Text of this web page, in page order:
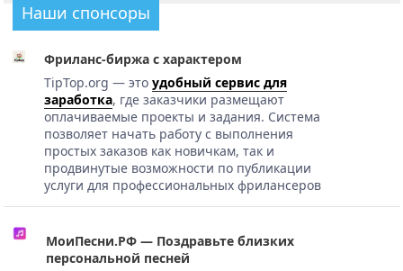
Наши спонсоры
Фриланс-биржа с характером
TipTop.org — это удобный сервис для
заработка, где заказчики размещают
оплачиваемые проекты и задания. Система
позволяет начать работу с выполнения
простых заказов как новичкам, так и
продвинутые возможности по публикации
услуги для профессиональных фрилансеров
МоиПесни.РФ — Поздравьте близких
персональной песней